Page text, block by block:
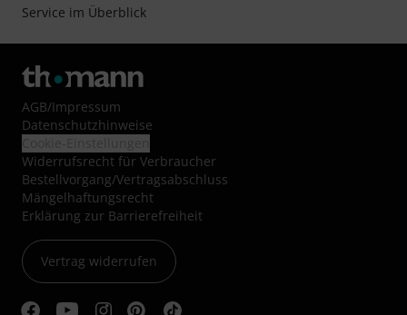
Service im Überblick
AGB/Impressum
Datenschutzhinweise
Widerrufsrecht für Verbraucher
Bestellvorgang/Vertragsabschluss
Mängelhaftungsrecht
Erklärung zur Barrierefreiheit
Vertrag widerrufen